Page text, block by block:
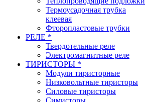
Термоусадочная трубка
клеевая
Фторопластовые трубки
РЕЛЕ *
Твердотельные реле
Электромагнитные реле
ТИРИСТОРЫ *
Модули тиристорные
Низковольтные тиристоры
Силовые тиристоры
Симисторы